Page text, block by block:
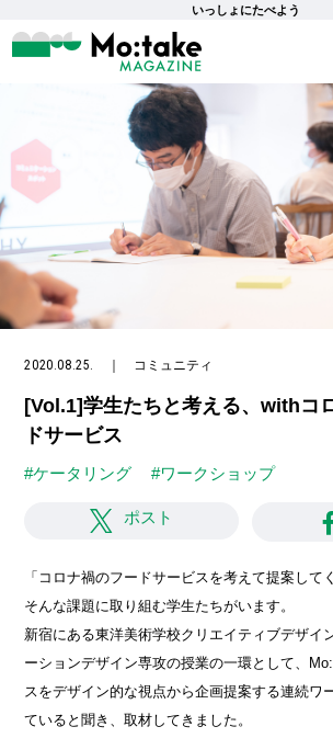
いっしょにたべよう
2020.08.25. コミュニティ
[Vol.1]学生たちと考える、withコ
ドサービス
#ケータリング #ワークショップ
ポスト
「コロナ禍のフードサービスを考えて提案して
そんな課題に取り組む学生たちがいます。
新宿にある東洋美術学校クリエイティブデザイ
ーションデザイン専攻の授業の一環として、
スをデザイン的な視点から企画提案する連続ワ
ていると聞き、取材してきました。